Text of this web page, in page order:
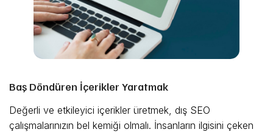
Baş Döndüren İçerikler Yaratmak
Değerli ve etkileyici içerikler üretmek, dış SEO
çalışmalarınızın bel kemiği olmalı. İnsanların ilgisini çeken